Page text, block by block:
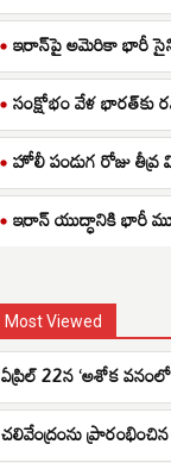
ఇరాన్‌పై అమెరికా భారీ
సంక్షోభం వేళ
హోలీ పండుగ రోజు
ఇరాన్ యుద్ధానికి భారీ
Most Viewed
ఏప్రిల్ 22న ‘అశోక వనంలో
చలివేంద్రంను